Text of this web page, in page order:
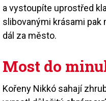
a vystoupíte uprostřed
slibovanými krásami
dál za město.
Most do
Kořeny Nikkó sahají